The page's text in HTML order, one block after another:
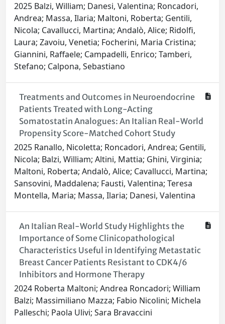
2025 Balzi, William; Danesi, Valentina; Roncadori,
Andrea; Massa, Ilaria; Maltoni, Roberta; Gentili,
Nicola; Cavallucci, Martina; Andalò, Alice; Ridolfi,
Laura; Zavoiu, Venetia; Focherini, Maria Cristina;
Giannini, Raffaele; Campadelli, Enrico; Tamberi,
Stefano; Calpona, Sebastiano
Treatments and Outcomes in Neuroendocrine
Patients Treated with Long-Acting
Somatostatin Analogues: An Italian Real-World
Propensity Score-Matched Cohort Study
2025 Ranallo, Nicoletta; Roncadori, Andrea; Gentili,
Nicola; Balzi, William; Altini, Mattia; Ghini, Virginia;
Maltoni, Roberta; Andalò, Alice; Cavallucci, Martina;
Sansovini, Maddalena; Fausti, Valentina; Teresa
Montella, Maria; Massa, Ilaria; Danesi, Valentina
An Italian Real-World Study Highlights the
Importance of Some Clinicopathological
Characteristics Useful in Identifying Metastatic
Breast Cancer Patients Resistant to CDK4/6
Inhibitors and Hormone Therapy
2024 Roberta Maltoni; Andrea Roncadori; William
Balzi; Massimiliano Mazza; Fabio Nicolini; Michela
Palleschi; Paola Ulivi; Sara Bravaccini